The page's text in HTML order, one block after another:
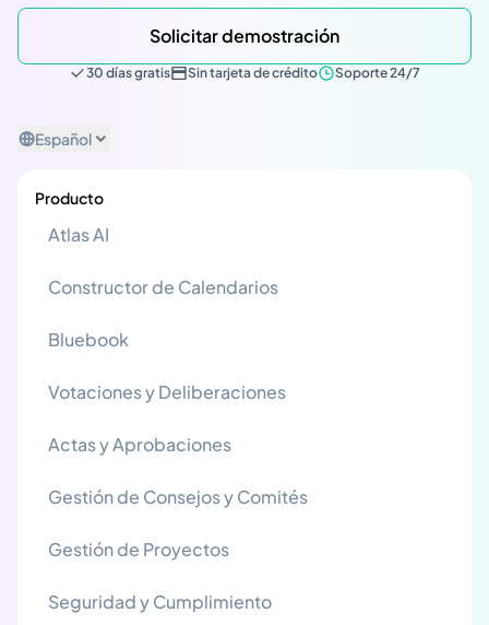
Solicitar demostración
30 días gratis Sin tarjeta de crédito Soporte 24/7
Español
Producto
Atlas AI
Constructor de Calendarios
Bluebook
Votaciones y Deliberaciones
Actas y Aprobaciones
Gestión de Consejos y Comités
Gestión de Proyectos
Seguridad y Cumplimiento